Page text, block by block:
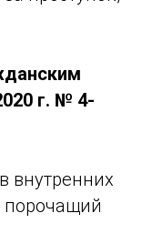
г. № 4-
внутренних
порочащий